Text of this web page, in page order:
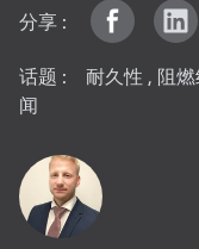
分享 :
话题 : 耐久性 , 阻
闻